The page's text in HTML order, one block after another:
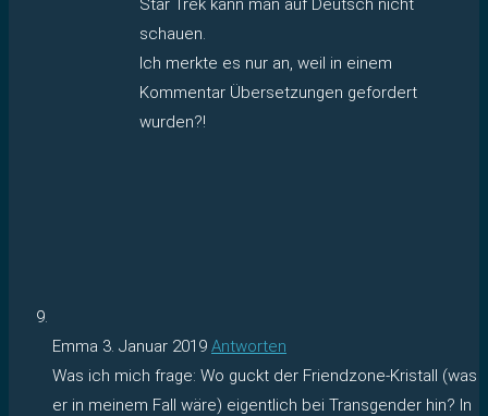
Star Trek kann man auf Deutsch nicht
schauen.
Ich merkte es nur an, weil in einem
Kommentar Übersetzungen gefordert
wurden?!
Emma 3. Januar 2019 Antworten
Was ich mich frage: Wo guckt der Friendzone-Kristall (was
er in meinem Fall wäre) eigentlich bei Transgender hin? In